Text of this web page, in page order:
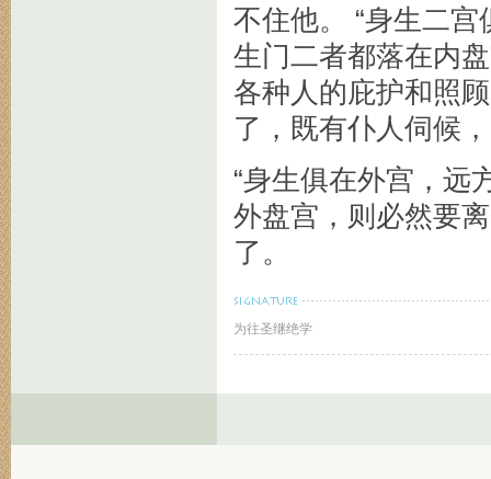
不住他。 “身生二
生门二者都落在内
各种人的庇护和照
了，既有仆人伺候
“身生俱在外宫，远
外盘宫，则必然要
了。
为往圣继绝学